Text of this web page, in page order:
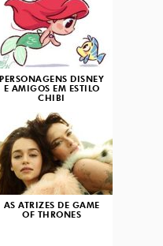
PERSONAGENS DISNEY
E AMIGOS EM ESTILO
CHIBI
AS ATRIZES DE GAME
OF THRONES